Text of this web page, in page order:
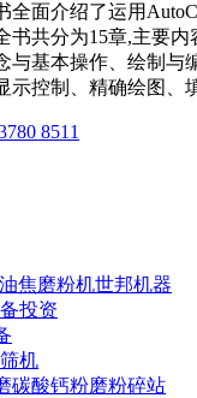
全面介绍了运用
书共分为15章,主要内
与基本操作、绘制与
示控制、精确绘图、
8511
焦磨粉机世邦机器
投资
机
碳酸钙粉磨粉碎站